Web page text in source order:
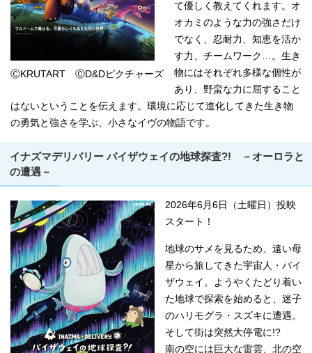
ⒸKRUTART ⒸD&Dピクチャーズ
て優しく教えてくれます。オ
オカミのような力の強さだけ
でなく、忍耐力、知恵を活か
す力、チームワーク…。生き
物にはそれぞれ多様な個性が
あり、野蛮な力に屈すること
はないということを伝えます。環境に応じて進化してきた生き物
の勇気と強さを学ぶ、小さなイヴの物語です。
イナズマデリバリー バイザウェイの地球探査?! －オーロラと
の遭遇－
2026年6月6日（土曜日）投映
スタート！
地球のサメを見るため、遠い母
星から旅してきた宇宙人・バイ
ザウェイ。ようやくたどり着い
た地球で探索を始めると、迷子
のハリモグラ・スズキに遭遇。
そして街は突然大停電に!?
南の空には巨大な雷雲、北の空